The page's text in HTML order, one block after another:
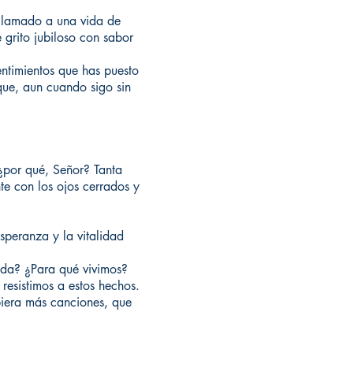
a una vida de
grito jubiloso con sabor
que has puesto
aun cuando sigo sin
qué, Señor? Tanta
con los ojos cerrados y
y la vitalidad
¿Para qué vivimos?
a estos hechos.
más canciones, que